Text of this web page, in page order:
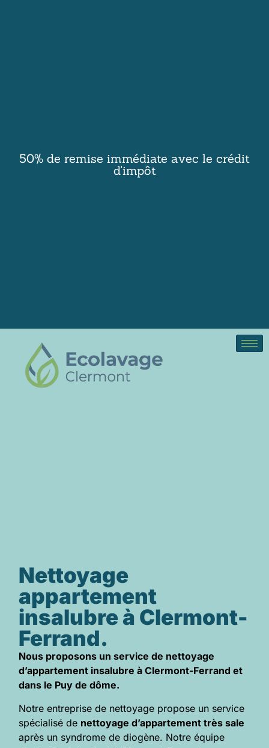
50% de remise immédiate avec le crédit
d'impôt
Nettoyage
appartement
insalubre à Clermont-
Ferrand.
Nous proposons un service de nettoyage
d’appartement insalubre à Clermont-Ferrand et
dans le Puy de dôme.
Notre entreprise de nettoyage propose un service
spécialisé de nettoyage d’appartement très sale
après un syndrome de diogène. Notre équipe